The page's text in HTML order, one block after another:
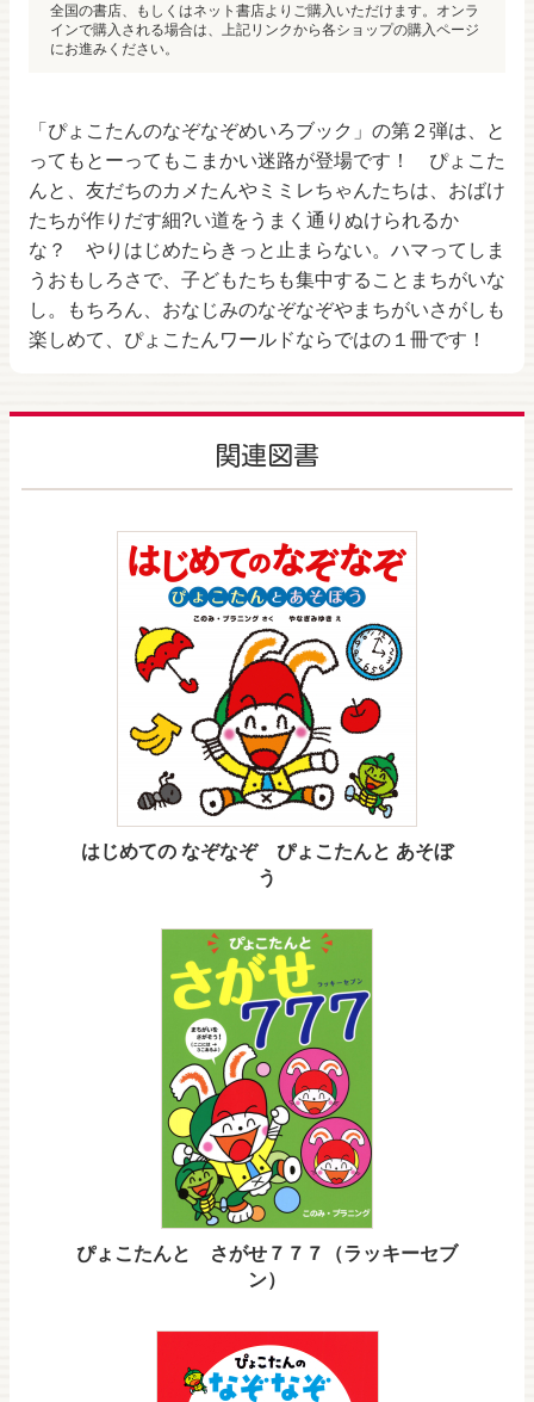
「ぴょこたんのなぞなぞめいろブック」の第２弾は、と
ってもとーってもこまかい迷路が登場です！ ぴょこた
んと、友だちのカメたんやミミレちゃんたちは、おばけ
たちが作りだす細?い道をうまく通りぬけられるか
な？ やりはじめたらきっと止まらない。ハマってしま
うおもしろさで、子どもたちも集中することまちがいな
し。もちろん、おなじみのなぞなぞやまちがいさがしも
楽しめて、ぴょこたんワールドならではの１冊です！
全国の書店、もしくはネット書店よりご購入いただけます。オンラ
インで購入される場合は、上記リンクから各ショップの購入ページ
にお進みください。
関連図書
はじめての なぞなぞ ぴょこたんと あそぼ
う
ぴょこたんと さがせ７７７（ラッキーセブ
ン）